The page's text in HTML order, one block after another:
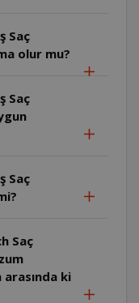
Saç
olur mu?
Saç
Saç
Saç
ki